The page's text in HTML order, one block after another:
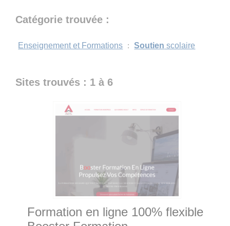
Catégorie trouvée :
Enseignement et Formations : Soutien scolaire
Sites trouvés : 1 à 6
Formation en ligne 100% flexible